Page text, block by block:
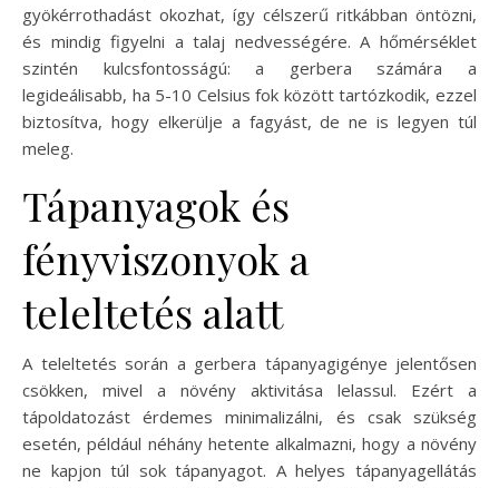
gyökérrothadást okozhat, így célszerű ritkábban öntözni,
és mindig figyelni a talaj nedvességére. A hőmérséklet
szintén kulcsfontosságú: a gerbera számára a
legideálisabb, ha 5-10 Celsius fok között tartózkodik, ezzel
biztosítva, hogy elkerülje a fagyást, de ne is legyen túl
meleg.
Tápanyagok és
fényviszonyok a
teleltetés alatt
A teleltetés során a gerbera tápanyagigénye jelentősen
csökken, mivel a növény aktivitása lelassul. Ezért a
tápoldatozást érdemes minimalizálni, és csak szükség
esetén, például néhány hetente alkalmazni, hogy a növény
ne kapjon túl sok tápanyagot. A helyes tápanyagellátás